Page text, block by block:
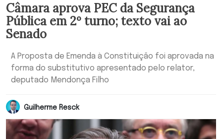
Câmara aprova PEC da Segurança
Pública em 2º turno; texto vai ao
Senado
A Proposta de Emenda à Constituição foi aprovada na
forma do substitutivo apresentado pelo relator,
deputado Mendonça Filho
Guilherme Resck